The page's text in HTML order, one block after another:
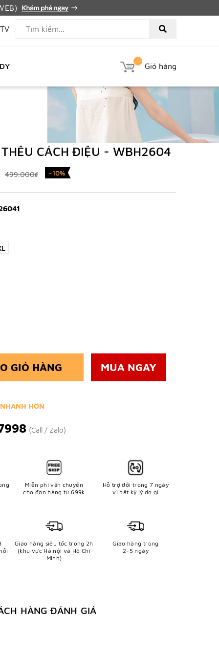
Giỏ hàng
CÁCH ĐIỆU - WBH2604
499.000₫ -10%
MUA NGAY
GIỎ HÀNG
HƠN
(Call / Zalo)
Miễn phí vận chuyển
cho đơn hàng từ 699k
Hỗ trợ đổi trong 7 ngày
vì bất kỳ lý do gì
Giao hàng siêu tốc trong 2h
(khu vực Hà nội và Hồ Chí
Minh)
Giao hàng trong
2-5 ngày
HÀNG ĐÁNH GIÁ